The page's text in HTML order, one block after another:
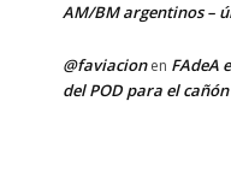
AM/BM argentinos –
@faviacionen FAdeA
del POD para el cañón